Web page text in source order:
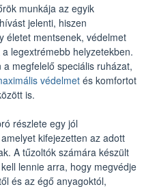
munkája az egyik
jelenti, hiszen
életet mentsenek, védelmet
legextrémebb helyzetekben.
megfelelő speciális ruházat,
védelmet és komfortot
is.
részlete egy jól
kifejezetten az adott
A tűzoltók számára készült
lennie arra, hogy megvédje
és az égő anyagoktól,